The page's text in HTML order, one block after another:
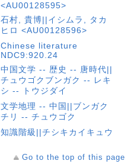
<AU00128595>
石村, 貴博||イシムラ, タカ
ヒロ <AU00128596>
Chinese literature
NDC9:920.24
中国文学 -- 歴史 -- 唐時代||
チュウゴクブンガク -- レキ
シ -- トウジダイ
文学地理 -- 中国||ブンガク
チリ -- チュウゴク
知識階級||チシキカイキュウ
Go to the top of this page